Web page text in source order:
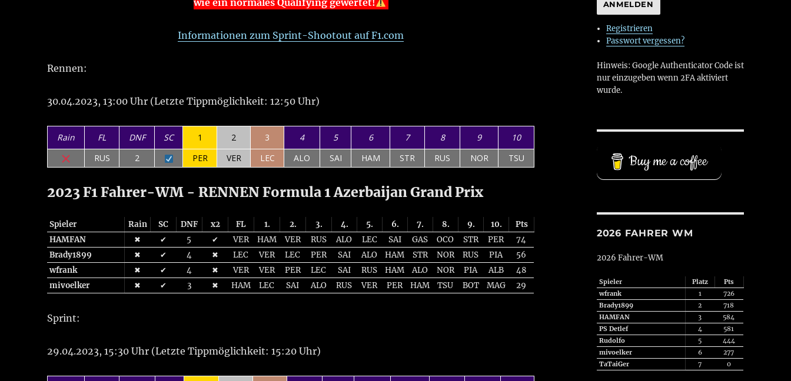
wie ein normales Qualifying gewertet!
Informationen zum Sprint-Shootout auf F1.com
Rennen:
30.04.2023, 13:00 Uhr (Letzte Tippmöglichkeit: 12:50 Uhr)
Rain FL DNF SC 1 2 3 4 5 6 7 8 9
10
RUS
2 PER VER LEC ALO SAI HAM STR RUS NOR TSU
2023 F1 Fahrer-WM - RENNEN Formula 1 Azerbaijan Grand Prix
Spieler Rain SC DNF x2 FL 1. 2. 3. 4. 5. 6. 7. 8. 9. 10.
Pts
HAMFAN
✖ ✔ 5 ✔ VER HAM VER RUS ALO LEC SAI GAS OCO STR PER
74
Brady1899
✖ ✔ 4 ✖ LEC VER LEC PER SAI ALO HAM STR NOR RUS PIA
56
wfrank
✖ ✔ 4 ✖ VER VER PER LEC SAI RUS HAM ALO NOR PIA ALB
48
mivoelker
✖ ✔ 3 ✖ HAM LEC SAI ALO RUS VER PER HAM TSU BOT MAG 29
Sprint:
29.04.2023, 15:30 Uhr (Letzte Tippmöglichkeit: 15:20 Uhr)
ANMELDEN
Registrieren
Passwort vergessen?
Hinweis: Google Authenticator Code ist
nur einzugeben wenn 2FA aktiviert
wurde.
Buy me a coffee
2026 FAHRER WM
2026 Fahrer-WM
Spieler Platz
Pts
wfrank
1
726
Brady1899
2
718
HAMFAN
3
584
PS Detlef
4
581
Rudolfo
5
444
mivoelker
6
277
TaTaiGer
7 0